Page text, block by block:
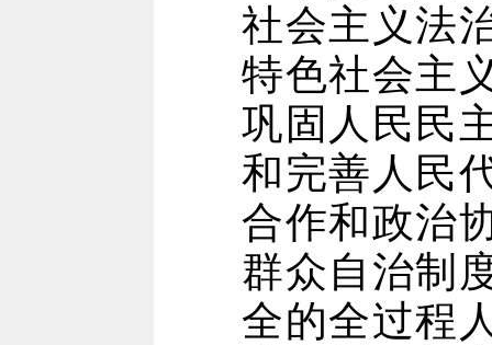
社会主义法
特色社会主
巩固人民民
和完善人民
合作和政治
群众自治制
全的全过程